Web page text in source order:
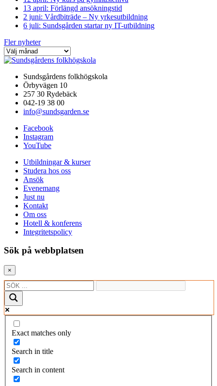
13 april: Förlängd ansökningstid
2 juni: Vårdbiträde – Ny yrkesutbildning
6 juli: Sundsgården startar ny IT-utbildning
Fler nyheter
Sundsgårdens folkhögskola
Örbyvägen 10
257 30 Rydebäck
042-19 38 00
info@sundsgarden.se
Facebook
Instagram
YouTube
Utbildningar & kurser
Studera hos oss
Ansök
Evenemang
Just nu
Kontakt
Om oss
Hotell & konferens
Integritetspolicy
Sök på webbplatsen
×
Exact matches only
Search in title
Search in content